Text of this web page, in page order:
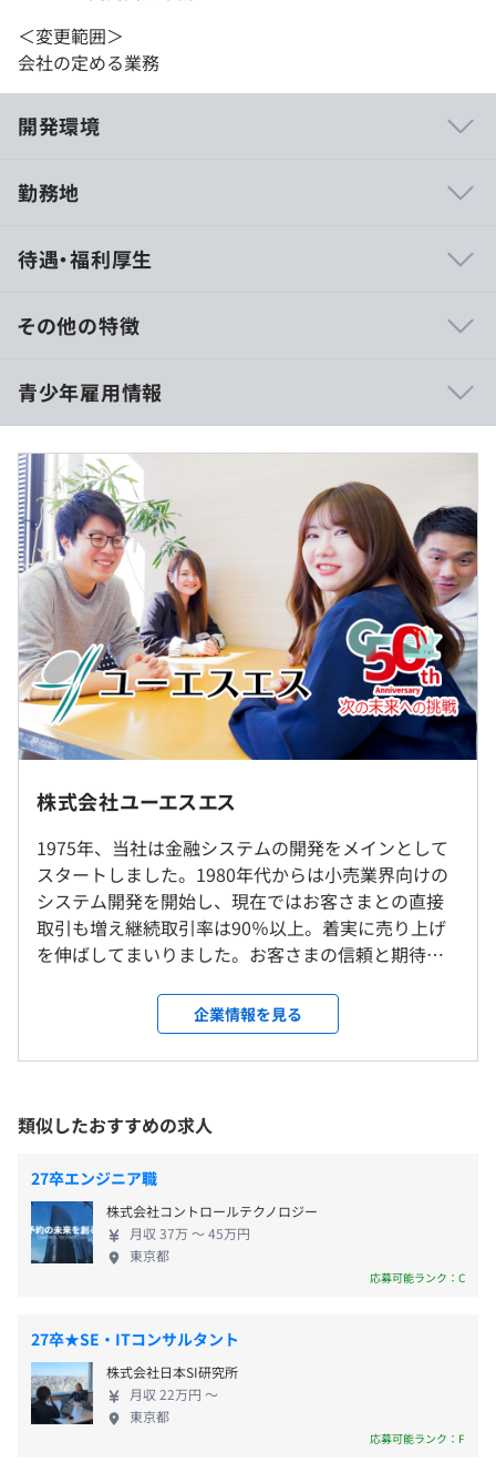
＜変更範囲＞
会社の定める業務
開発環境
・オリジナルシステム開発
・金融業向けシステム開発
・iPad POSレジ／NEXPO
・カスタマイズができるPOSレジ／アスのレジ
・眼鏡専門店向けPOSレジ／メガネのレジ
・眼鏡専門店向け販売管理システム／メガC→
・小売業向け分析ツール／分析eye
・電帳プラットフォーム／GO!!電帳
・小売・卸業向け販売管理システム／Compiere
・入社時研修
・社外研修制度（SEカレッジ）
・社内勉強会
・資格取得支援制度
「スキル（能力）」「キャリア（仕事の成果を評価）」
「目標」の3つの軸で社員を評価し給料報酬の明確化。
3軸を達成できるように上長がしっかりアドバイス・サポ
ートをおこないます。
「コミュニケーション／リーダーシップマネジメント／リ
スク回避／ネゴシエーション／戦略」などさまざまな角度
から評価をおこないます。
とを視覚可するための評価です。
②キャリア評価
一般職、リーダー、マネージャー等の役割に応じて仕事の
成果を評価します。
「新しい言語の習得」「案件の主担当になる」「資格習
得」など、目標の立て方はそれぞれですが、目標を設定す
ることで自分のやるべきことを実行し、確実な成長につな
げます。
勤務地
※本社または、東京近郊のプロジェクト先（東京／神奈川
／千葉／埼玉）勤務
※リモート可 ※案件による
就業場所の変更範囲
＜雇入時＞
本社
＜変更範囲＞
会社の定める場所
受動喫煙防止措置に関する事項
■従業員に対する受動喫煙対策：オフィス内禁煙（ビル内
「築地市場駅」より徒歩4分
「築地駅」より徒歩10分
「汐留駅」より徒歩7分
待遇・福利厚生
◆専門3年卒学校：234,800円
◆4年制大学・専門4年卒：238,200
円
◆大学院卒：240,500円
※上記給与体系には下記20時間相当分の固定残業代（み
なし残業）手当を含みます
◆専門2年制：31,300円
◆専門3年制：31,800
円
◆4年制大学・専門4年卒：32,200
円
◆大学院卒：32,500円
（※想定年収は年収提示額を保証するものではありません）
※プロジェクトにより異なります
平均残業時間：平均17.5時間／月 ※2024年実績
年間休日：１２２日（２０２５年度）
■ 週休2日制（土・日） ※年に3回、土曜出社（会社イ
ベント）があります。
■ 年末年始休暇
■ 有給休暇
■ 慶弔休暇
■ リフレッシュ休暇
■ 産前産後休暇
その他の特徴
青少年雇用情報
過去３年間の新卒採用者数・離職者数
前年度 採用者数9人 離職者数3人
2年度前 採用者数9人 離職者数5人
3年度前 採用者数7人 離職者数6人
過去３年間の新卒採用者数の男女別人数
前年度 男性5人 女性4人
2年度前 男性6人 女性3人
3年度前 男性7人 女性0人
平均勤続年数
12.1年
研修の有無及び内容
外部の研修会社と年間契約し、技術研修及びビジネススキ
ル研修を計画的に実施
自己啓発支援の有無及びその内容
メンター制度の有無
キャリアコンサルティング制度の有無及びその内容
社内検定等の制度の有無及びその内容
定する制度あり
前年度の有給休暇の平均取得日数
8.7日
前事業年度の育児休業取得者数／出産者数
株式会社ユーエスエス
1975年、当社は金融システムの開発をメインとして
スタートしました。1980年代からは小売業界向けの
システム開発を開始し、現在ではお客さまとの直接
取引も増え継続取引率は90％以上。着実に売り上げ
を伸ばしてまいりました。お客さまの信頼と期待に
好評を得ています。 盤石な経営基盤があるからこ
そ、製品開発に全力を注げる成長企業です。当社の事
業は帝国データバンクから評価60点（55点以上が優
申告法人として表彰されています。 今後も、お客さ
まが快適に仕事をおこなえるシステム環境づくりを
進め、特定分野におけるオンリーワンと、専門性を
持ったプロ集団の構築をさらに目指してまいります。
当社は、アパレル・メガネ・ファッションなどの小
売店向けの基幹（販売管理）システムの構築および
運用保守サービスを数多くおこなっています。 “お客
20～30年と長い期間お付き合いいただいているお客
さまが多数で、直案件100%を誇っています。 また、
自社で独自にシステムを開発し、お客さまへ“サービ
ス型での提供”もおこなっており、 「他社にないも
の」「本当にお客さまが望んでいるもの」は何かを
企業情報を見る
類似したおすすめの求人
27卒エンジニア職
株式会社コントロールテクノロジー
月収 37万 〜 45万円
東京都
応募可能ランク：C
27卒★SE・ITコンサルタント
株式会社日本SI研究所
月収 22万円 〜
東京都
応募可能ランク：F